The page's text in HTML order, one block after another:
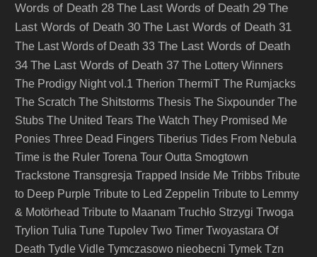
Words of Death 28 The Last Words of Death 29 The
Last Words of Death 30 The Last Words of Death 31
The Last Words of Death 33 The Last Words of Death
34 The Last Words of Death 37 The Lottery Winners
The Prodigy Night vol.1 Therion ThermiT The Rumjacks
The Scratch The Shitstorms Thesis The Sixpounder The
Stubs The United Tears The Watch They Promised Me
Ponies Three Dead Fingers Tiberius Tides From Nebula
Time is the Ruler Torena Tour Outta Smogtown
Trackstone Transgresja Trapped Inside Me Tribbs Tribute
to Deep Purple Tribute to Led Zeppelin Tribute to Lemmy
& Motörhead Tribute to Maanam Truchło Strzygi Trwoga
Trylion Tulia Tune Tupolev Two Timer Twoyastara Of
Death Tydle Vidle Tymczasowo nieobecni Tymek Tzn